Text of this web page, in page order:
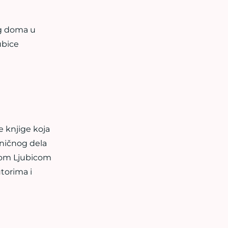
doma u
knjige koja
dela
Ljubicom
i